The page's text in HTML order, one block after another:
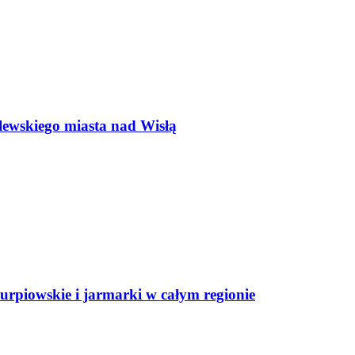
miasta nad Wisłą
i jarmarki w całym regionie